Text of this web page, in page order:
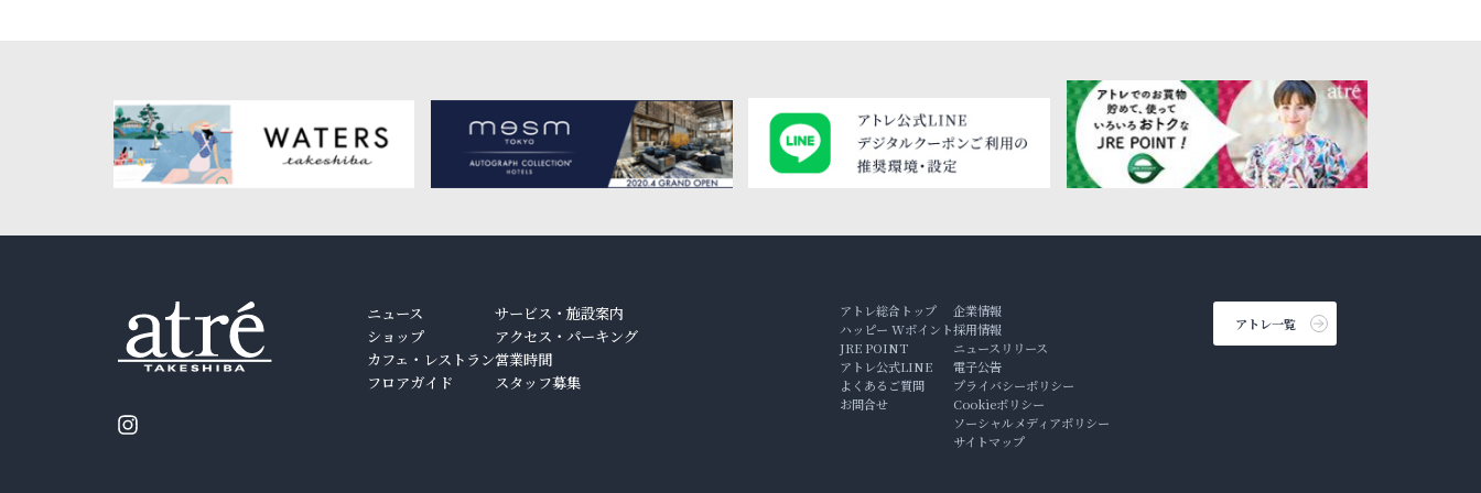
ニュース
ショップ
カフェ・レストラン
フロアガイド
サービス・施設案内
アクセス・パーキング
営業時間
スタッフ募集
アトレ総合トップ
ハッピー Wポイント
JRE POINT
アトレ公式LINE
よくあるご質問
お問合せ
企業情報
採用情報
ニュースリリース
電子公告
プライバシーポリシー
Cookieポリシー
ソーシャルメディアポリシー
サイトマップ
アトレ一覧